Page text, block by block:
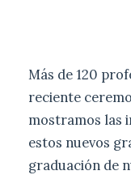
Más de 120
reciente
mostramos las
estos nuevos
graduación de